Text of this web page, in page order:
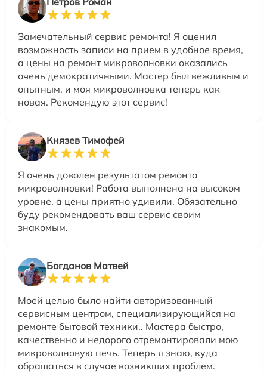
Замечательный сервис ремонта! Я оценил
возможность записи на прием в удобное время,
а цены на ремонт микроволновки оказались
очень демократичными. Мастер был вежливым и
опытным, и моя микроволновка теперь как
новая. Рекомендую этот сервис!
Князев Тимофей
Я очень доволен результатом ремонта
микроволновки! Работа выполнена на высоком
уровне, а цены приятно удивили. Обязательно
буду рекомендовать ваш сервис своим
знакомым.
Богданов Матвей
Моей целью было найти авторизованный
сервисным центром, специализирующийся на
ремонте бытовой техники.. Мастера быстро,
качественно и недорого отремонтировали мою
микроволновую печь. Теперь я знаю, куда
обращаться в случае возникших проблем.